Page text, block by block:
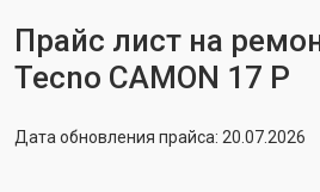
Прайс лист на
Tecno CAMON 17 P
Дата обновления прайса: 20.07.2026